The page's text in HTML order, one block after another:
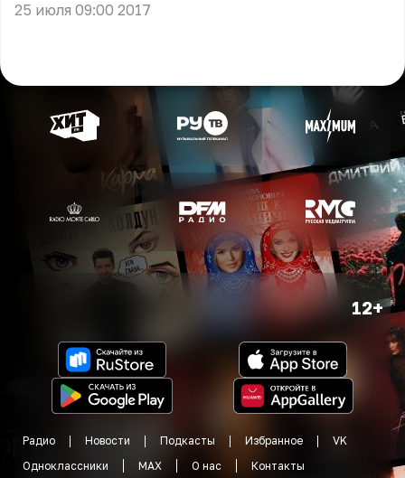
25 июля 09:00 2017
12+
Радио Новости Подкасты Избранное
VK
Одноклассники
MAX О нас Контакты